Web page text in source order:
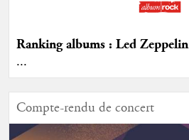
Ranking albums : Led Zeppelin
...
Compte-rendu de concert